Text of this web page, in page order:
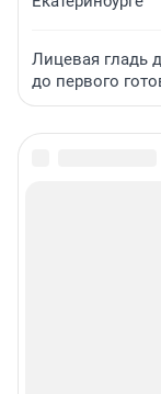
Лицевая гладь
до первого